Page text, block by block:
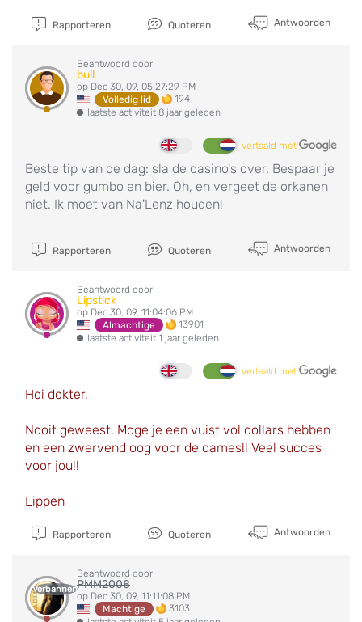
Rapporteren Quoteren Antwoorden
Beantwoord door
bull
op Dec 30, 09, 05:27:29 PM
Volledig lid
194
laatste activiteit 8 jaar geleden
vertaald met
Beste tip van de dag: sla de casino's over. Bespaar je
geld voor gumbo en bier. Oh, en vergeet de orkanen
niet. Ik moet van Na'Lenz houden!
Rapporteren Quoteren Antwoorden
Beantwoord door
Lipstick
op Dec 30, 09, 11:04:06 PM
Almachtige
13901
laatste activiteit 1 jaar geleden
vertaald met
Hoi dokter,
Nooit geweest. Moge je een vuist vol dollars hebben
en een zwervend oog voor de dames!! Veel succes
voor jou!!
Lippen
Rapporteren Quoteren Antwoorden
Verbannen
Beantwoord door
PMM2008
op Dec 30, 09, 11:11:08 PM
Machtige
3103